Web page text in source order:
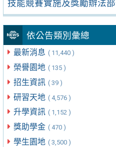
技能競賽實施及獎勵辦法
依公告類別彙總
最新消息 ( 11,440 )
榮譽園地 ( 135 )
招生資訊 ( 39 )
研習天地 ( 4,576 )
升學資訊 ( 1,152 )
獎助學金 ( 470 )
學生園地 ( 3,500 )